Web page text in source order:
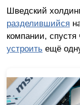
Шведский
разделившийся
компании, спустя
устроить ещё